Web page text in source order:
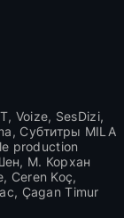
Voize, SesDizi,
Субтитры MILA
production
М. Корхан
Ceren Koç,
Çagan Timur